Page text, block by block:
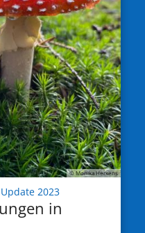
© Monika Herkens
2023:
in